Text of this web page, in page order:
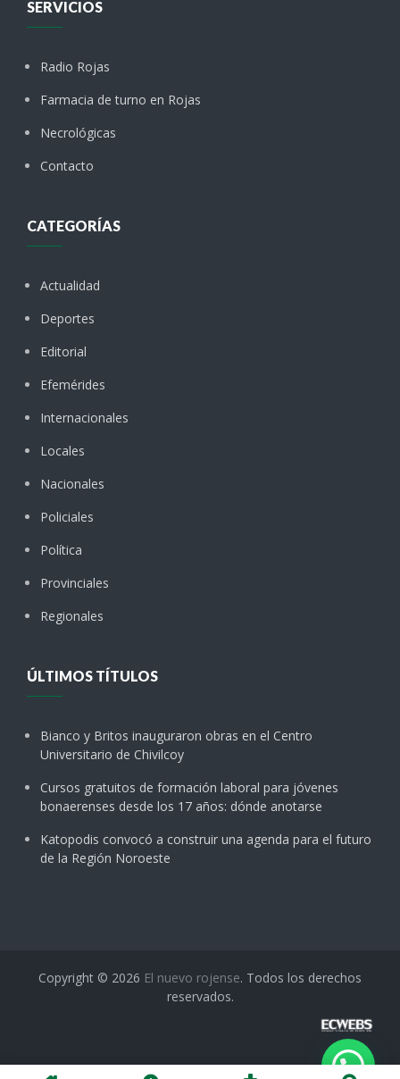
SERVICIOS
Radio Rojas
Farmacia de turno en Rojas
Necrológicas
Contacto
CATEGORÍAS
Actualidad
Deportes
Editorial
Efemérides
Internacionales
Locales
Nacionales
Policiales
Política
Provinciales
Regionales
ÚLTIMOS TÍTULOS
Bianco y Britos inauguraron obras en el Centro
Universitario de Chivilcoy
Cursos gratuitos de formación laboral para jóvenes
bonaerenses desde los 17 años: dónde anotarse
Katopodis convocó a construir una agenda para el futuro
de la Región Noroeste
Copyright © 2026 El nuevo rojense. Todos los derechos
reservados.